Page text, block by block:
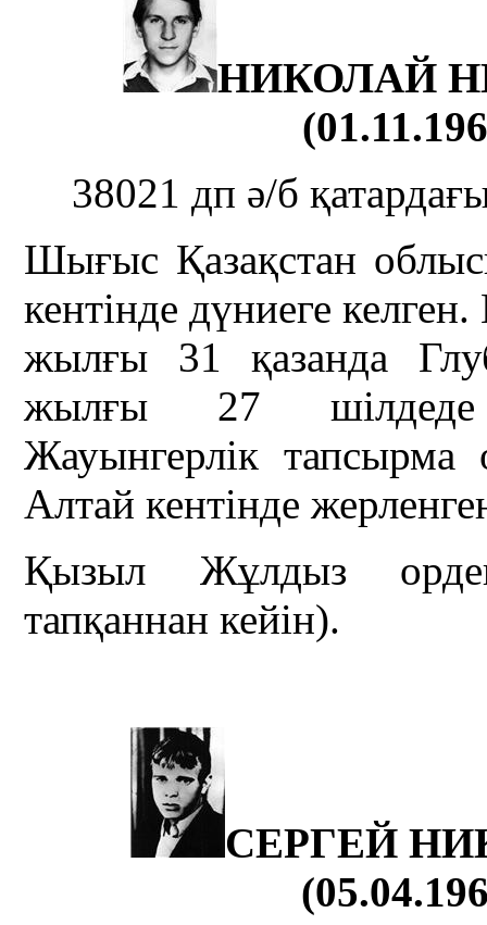
НИКОЛАЙ
38021 дп ә/б
Шығыс Қазақстан
кентінде дүниеге
жылғы 31 қазанда
жылғы 27 шілдеде
Жауынгерлік тапсырма
Алтай кентінде
Қызыл Жұлдыз
тапқаннан кейін).
СЕРГЕЙ